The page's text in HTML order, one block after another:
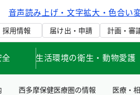
音声読み上げ・文字拡大・色合い
採用情報 届け出・申請 計画・審
生活環境の衛生・動物愛護
西多摩保健医療圏の情報 医療・